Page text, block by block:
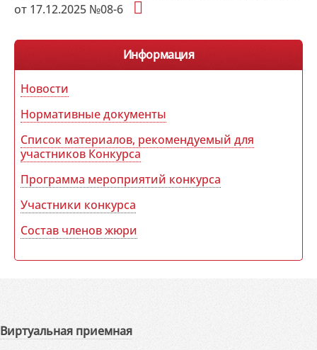
от 17.12.2025 №08-6
Информация
Новости
Нормативные документы
Список материалов, рекомендуемый для
участников Конкурса
Программа мероприятий конкурса
Участники конкурса
Состав членов жюри
Виртуальная приемная